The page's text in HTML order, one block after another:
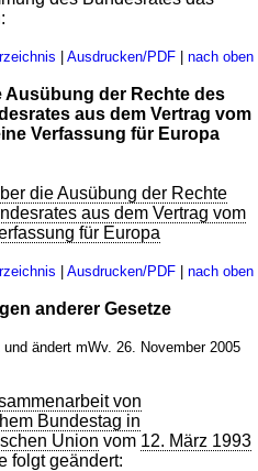
| Ausdrucken/PDF| nach oben
Ausübung der Rechte des
aus dem Vertrag vom
Verfassung für Europa
die Ausübung der Rechte
aus dem Vertrag vom
für Europa
| Ausdrucken/PDF| nach oben
anderer Gesetze
und ändert mWv. 26. November 2005
von
Bundestag in
Union vom 12. März 1993
folgt geändert: